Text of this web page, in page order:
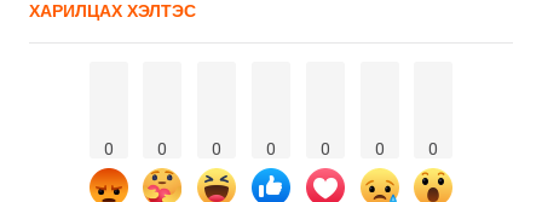
ХАРИЛЦАХ ХЭЛТЭС
0 0 0 0 0 0 0